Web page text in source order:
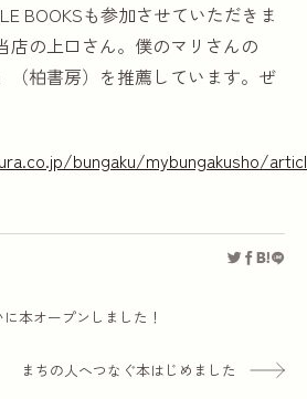
BOOKSも参加させていただきま
店の上口さん。僕のマリさんの
（柏書房）を推薦しています。ぜ
bungaku/mybungakusho/
に本オープンしました！
まちの人へつなぐ本はじめました